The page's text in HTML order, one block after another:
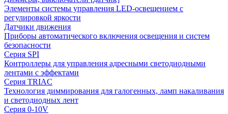
Элементы системы управления LED-освещением с
регулировкой яркости
Датчики движения
Приборы автоматического включения освещения и систем
безопасности
Серия SPI
Контроллеры для управления адресными светодиодными
лентами с эффектами
Серия TRIAC
Технология диммирования для галогенных, ламп накаливания
и светодиодных лент
Серия 0-10V